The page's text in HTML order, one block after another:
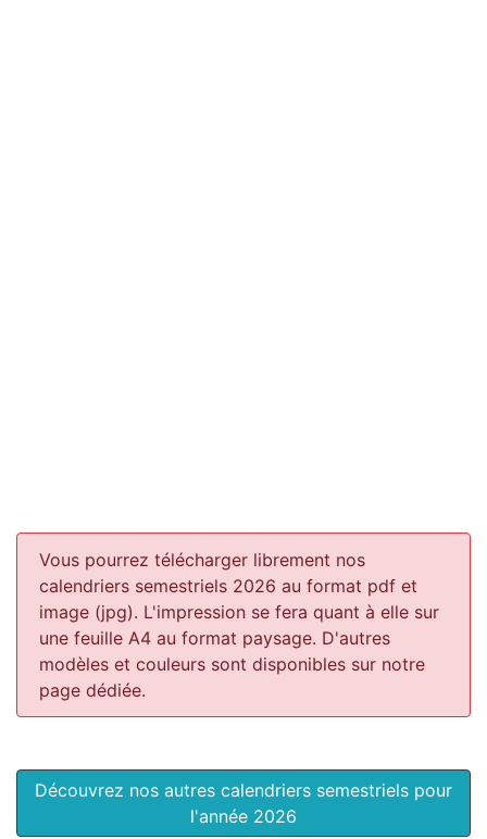
Vous pourrez télécharger librement nos
calendriers semestriels 2026 au format pdf et
image (jpg). L'impression se fera quant à elle sur
une feuille A4 au format paysage. D'autres
modèles et couleurs sont disponibles sur notre
page dédiée.
Découvrez nos autres calendriers semestriels pour
l'année 2026